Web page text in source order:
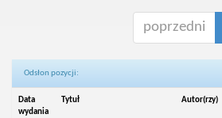
poprzedni
Odsłon pozycji:
Data
wydania
Tytuł Autor(rzy)